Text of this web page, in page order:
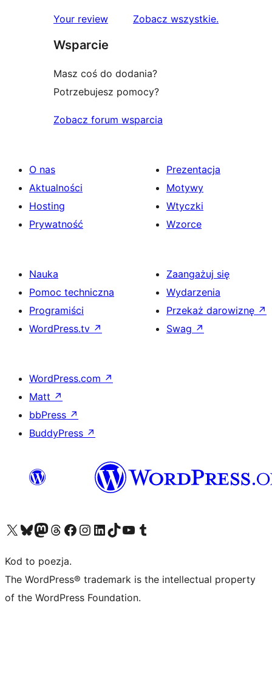
1-
Your review Zobacz wszystkierecenzje
.
Wsparcie
Masz coś do dodania?
Potrzebujesz pomocy?
Zobacz forum wsparcia
O nas
Aktualności
Hosting
Prywatność
Prezentacja
Motywy
Wtyczki
Wzorce
Nauka
Pomoc techniczna
Programiści
WordPress.tv ↗
Zaangażuj się
Wydarzenia
Przekaż darowiznę ↗
Swag ↗
WordPress.com ↗
Matt ↗
bbPress ↗
BuddyPress ↗
Odwiedź nasze konto X (dawniej Twitter)
Odwiedź nasze konto Bluesky
Odwiedź nasze konto na Mastodoncie
Odwiedź naszego Threadsa
Odwiedź naszego Facebooka
Odwiedź nasze konto na Instagramie
Odwiedź nasze konto na LinkedIn
Odwiedź naszego TikToka
Odwiedź nasz kanał YouTube
Odwiedź naszego Tumblra
Kod to poezja.
The WordPress® trademark is the intellectual property
of the WordPress Foundation.